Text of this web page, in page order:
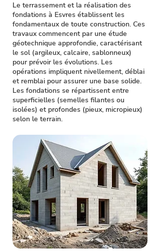
Le terrassement et la réalisation des
fondations à Esvres établissent les
fondamentaux de toute construction. Ces
travaux commencent par une étude
géotechnique approfondie, caractérisant
le sol (argileux, calcaire, sablonneux)
pour prévoir les évolutions. Les
opérations impliquent nivellement, déblai
et remblai pour assurer une base solide.
Les fondations se répartissent entre
superficielles (semelles filantes ou
isolées) et profondes (pieux, micropieux)
selon le terrain.